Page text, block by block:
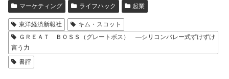
マーケティング
ライフハック 起業
東洋経済新報社
キム・スコット
ＧＲＥＡＴ ＢＯＳＳ（グレートボス） ―シリコンバレー式ずけずけ
言う力
書評